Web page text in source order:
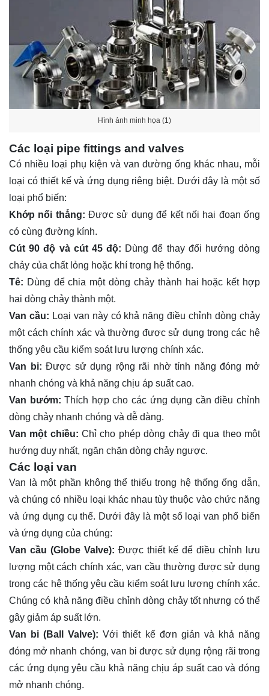
Hình ảnh minh họa (1)
Các loại pipe fittings and valves
Có nhiều loại phụ kiện và van đường ống khác nhau, mỗi
loại có thiết kế và ứng dụng riêng biệt. Dưới đây là một số
loại phổ biến:
Khớp nối thẳng: Được sử dụng để kết nối hai đoạn ống
có cùng đường kính.
Cút 90 độ và cút 45 độ: Dùng để thay đổi hướng dòng
chảy của chất lỏng hoặc khí trong hệ thống.
Tê: Dùng để chia một dòng chảy thành hai hoặc kết hợp
hai dòng chảy thành một.
Van cầu: Loại van này có khả năng điều chỉnh dòng chảy
một cách chính xác và thường được sử dụng trong các hệ
thống yêu cầu kiểm soát lưu lượng chính xác.
Van bi: Được sử dụng rộng rãi nhờ tính năng đóng mở
nhanh chóng và khả năng chịu áp suất cao.
Van bướm: Thích hợp cho các ứng dụng cần điều chỉnh
dòng chảy nhanh chóng và dễ dàng.
Van một chiều: Chỉ cho phép dòng chảy đi qua theo một
hướng duy nhất, ngăn chặn dòng chảy ngược.
Các loại van
Van là một phần không thể thiếu trong hệ thống ống dẫn,
và chúng có nhiều loại khác nhau tùy thuộc vào chức năng
và ứng dụng cụ thể. Dưới đây là một số loại van phổ biến
và ứng dụng của chúng:
Van cầu (Globe Valve): Được thiết kế để điều chỉnh lưu
lượng một cách chính xác, van cầu thường được sử dụng
trong các hệ thống yêu cầu kiểm soát lưu lượng chính xác.
Chúng có khả năng điều chỉnh dòng chảy tốt nhưng có thể
gây giảm áp suất lớn.
Van bi (Ball Valve): Với thiết kế đơn giản và khả năng
đóng mở nhanh chóng, van bi được sử dụng rộng rãi trong
các ứng dụng yêu cầu khả năng chịu áp suất cao và đóng
mở nhanh chóng.